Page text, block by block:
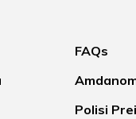
FAQs
Polisi